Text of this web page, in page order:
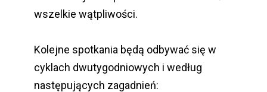
wszelkie wątpliwości.
Kolejne spotkania będą odbywać się w
cyklach dwutygodniowych i według
następujących zagadnień: